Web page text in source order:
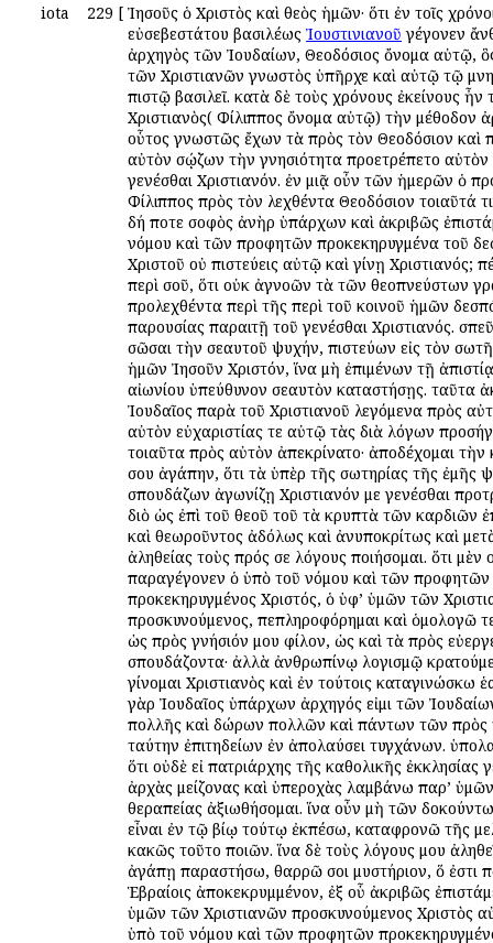
iota
229 [ Ἰησοῦς ὁ Χριστὸς καὶ θεὸς ἡμῶν· ὅτι ἐν τοῖς
εὐσεβεστάτου βασιλέως Ἰουστινιανοῦ γέγονεν ἄνθρωπός τις, ἀρχηγὸς τῶν Ἰουδαίων, Θεοδόσιος ὄνομα αὐτῷ, ὃς πλείστοις τῶν Χριστιανῶν γνωστὸς ὑπῆρχε καὶ αὐτῷ τῷ μνημονευθέντι πιστῷ βασιλεῖ. κατὰ δὲ τοὺς χρόνους ἐκείνους ἦν τις ἄνθρωπος Χριστιανὸς( Φίλιππος ὄνομα αὐτῷ) τὴν μέθοδον ἀργυροπράτης. οὗτος γνωστῶς ἔχων τὰ πρὸς τὸν Θεοδόσιον καὶ πολλὴν πρὸς αὐτὸν σῴζων τὴν γνησιότητα προετρέπετο αὐτὸν καὶ ἐνουθέτει γενέσθαι Χριστιανόν. ἐν μιᾷ οὖν τῶν ἡμερῶν ὁ προλεχθεὶς Φίλιππος πρὸς τὸν λεχθέντα Θεοδόσιον τοιαῦτά τινα ἔλεγε· τί δή ποτε σοφὸς ἀνὴρ ὑπάρχων καὶ ἀκριβῶς ἐπιστάμενος τὰ τοῦ νόμου καὶ τῶν προφητῶν προκεκηρυγμένα τοῦ δεσπότου Χριστοῦ οὐ πιστεύεις αὐτῷ καὶ γίνῃ Χριστιανός; πέπεισμαι γὰρ περὶ σοῦ, ὅτι οὐκ ἀγνοῶν τὰ τῶν θεοπνεύστων γραφῶν προλεχθέντα περὶ τῆς περὶ τοῦ κοινοῦ ἡμῶν δεσπότου Χριστοῦ παρουσίας παραιτῇ τοῦ γενέσθαι Χριστιανός. σπεῦσον οὖν σῶσαι τὴν σεαυτοῦ ψυχήν, πιστεύων εἰς τὸν σωτῆρα καὶ κύριον ἡμῶν Ἰησοῦν Χριστόν, ἵνα μὴ ἐπιμένων τῇ ἀπιστίᾳ κρίσεως αἰωνίου ὑπεύθυνον σεαυτὸν καταστήσῃς. ταῦτα ἀκούσας ὁ Ἰουδαῖος παρὰ τοῦ Χριστιανοῦ λεγόμενα πρὸς αὐτὸν ἀπεδέξατο αὐτὸν εὐχαριστίας τε αὐτῷ τὰς διὰ λόγων προσήγαγε καὶ τοιαῦτα πρὸς αὐτὸν ἀπεκρίνατο· ἀποδέχομαι τὴν κατὰ θεόν σου ἀγάπην, ὅτι τὰ ὑπὲρ τῆς σωτηρίας τῆς ἐμῆς ψυχῆς σπουδάζων ἀγωνίζῃ Χριστιανόν με γενέσθαι προτρεπόμενος. διὸ ὡς ἐπὶ τοῦ θεοῦ τοῦ τὰ κρυπτὰ τῶν καρδιῶν ἐπισταμένου καὶ θεωροῦντος ἀδόλως καὶ ἀνυποκρίτως καὶ μετὰ πάσης ἀληθείας τοὺς πρός σε λόγους ποιήσομαι. ὅτι μὲν οὖν παραγέγονεν ὁ ὑπὸ τοῦ νόμου καὶ τῶν προφητῶν προκεκηρυγμένος Χριστός, ὁ ὑφ’ ὑμῶν τῶν Χριστιανῶν προσκυνούμενος, πεπληροφόρημαι καὶ ὁμολογῶ τεθαρρηκώς, ὡς πρὸς γνήσιόν μου φίλον, ὡς καὶ τὰ πρὸς εὐεργεσίαν μοι ἀεὶ σπουδάζοντα· ἀλλὰ ἀνθρωπίνῳ λογισμῷ κρατούμενος οὐ γίνομαι Χριστιανὸς καὶ ἐν τούτοις καταγινώσκω ἑαυτοῦ. νῦν γὰρ Ἰουδαῖος ὑπάρχων ἀρχηγός εἰμι τῶν Ἰουδαίων καὶ τιμῆς πολλῆς καὶ δώρων πολλῶν καὶ πάντων τῶν πρὸς τὴν ζωὴν ταύτην ἐπιτηδείων ἐν ἀπολαύσει τυγχάνων. ὑπολαμβάνω δέ, ὅτι οὐδὲ εἰ πατριάρχης τῆς καθολικῆς ἐκκλησίας γένωμαι ἢ ἀρχὰς μείζονας καὶ ὑπεροχὰς λαμβάνω παρ’ ὑμῶν, τοσαύτης θεραπείας ἀξιωθήσομαι. ἵνα οὖν μὴ τῶν δοκούντων τερπνῶν εἶναι ἐν τῷ βίῳ τούτῳ ἐκπέσω, καταφρονῶ τῆς μελλούσης ζωῆς κακῶς τοῦτο ποιῶν. ἵνα δὲ τοὺς λόγους μου ἀληθεῖς τῇ σῇ ἀγάπῃ παραστήσω, θαρρῶ σοι μυστήριον, ὅ ἐστι παρ’ ἡμῖν τοῖς Ἑβραίοις ἀποκεκρυμμένον, ἐξ οὗ ἀκριβῶς ἐπιστάμεθα, ὅτι ὁ ὑφ’ ὑμῶν τῶν Χριστιανῶν προσκυνούμενος Χριστὸς αὐτός ἐστιν ὁ ὑπὸ τοῦ νόμου καὶ τῶν προφητῶν προκεκηρυγμένος· οὐ μόνον ἐξ αὐτῶν τῶν προγεγραμμένων, ἀλλὰ καὶ ἐκ τοῦ παρ’ ἡμῖν ἐναπογράφου καὶ ἀποκεκρυμμένου μυστηρίου. ἔστι δὲ ὁ λόγος τοῦ μυστηρίου τοιοῦτος. κατὰ τοὺς ἀρχαίους χρόνους, ἡνίκα ὁ ἐν Ἱεροσολύμοις νεὼς ἐκτίζετο, συνήθεια ἦν παρὰ τοῖς Ἰουδαίοις, ἰσαρίθμους τῶν παρ’ ἡμῖν γραμμάτων εἰκοσιδύο τυγχανόντων ἱερεῖς ἐν τῷ ναῷ καθίστασθαι· ὅθεν καὶ τὰ θεόπνευστα βιβλία εἰκοσιδύο ἀπαριθμούμεθα. κῶδιξ οὖν ἀπέκειτο ἐν τῷ ναῷ, ἐν ᾧ ἐπεγράφετο ἑκάστου ἱερέως τῶν κβʹ ἡ προσηγορία καὶ τὸ ὄνομα τοῦ πατρὸς καὶ τῆς μητρός. ἑνὸς οὖν τελευτήσαντος τῶν ἱερέων οἱ λοιποὶ συνήρχοντο ἐν τῷ ναῷ καὶ ἐκ κοινοῦ ψηφίσματος καθίστων ἀντὶ τοῦ τελευτήσαντος ἕτερον ἱερέα, πληροῦντες τὸν ἀριθμὸν τῶν κβʹ ἱερέων. καὶ ἐπεγράφετο ἐν τῷ κώδικι, ὅτι τῇδε τῇ ἡμέρᾳ ἐτελεύτησεν ὁ δεῖνα ἱερεύς, ὁ υἱὸς τοῦδε καὶ τῆσδε, καὶ ἀντ’ αὐτοῦ προεχειρίσθη ὁ δεῖνα. τούτου οὖν τοῦ ἔθους κρατοῦντος ἐν τῷ ἔθνει τῶν Ἰουδαίων, συνέβη κατὰ τοὺς χρόνους ἐκείνους, καθ’ οὓς ὁ Ἰησοῦς ἐν τῇ Ἰουδαίᾳ διέτριβε, τελευτῆσαι ἕνα ἐκ τῶν κβʹ ἱερέων, πρὶν ἄρξηται ἐμφανίζειν ἑαυτὸν ὁ Ἰησοῦς καὶ διδάσκειν πιστεύειν τοὺς ἀνθρώπους εἰς αὐτόν. συνῆλθον οὖν οἱ λοιποὶ ἱερεῖς ἐπὶ τῷ ποιῆσαι ἀντὶ τοῦ τελευτήσαντος ἱερέως ἕτερον ἱερέα· καὶ ἑκάστου προβαλλομένου τὸν νομιζόμενον αὐτῷ ἄξιον τοῦ γενέσθαι οἱ λοιποὶ τοῦτον ὡς ἐλλιπῶς ἔχοντα πρὸς ἀρετήν, ἐξ ἧς ὀφείλει καταστῆναι ἱερεύς, ἀπεδοκίμαζον. εἰ γὰρ σοφὸς ἦν, ἤθει τε καὶ βίῳ χρηστός, ἐν ἀγνοίᾳ δὲ τοῦ νόμου καὶ τῶν προφητῶν ἐτύγχανεν, ἀπρόσφορος ἱερατείας ἐκρίνετο. οὕτως οὖν πολλῶν ἱερέων ψηφισθέντων καὶ πάντων ἀποδοκιμασθέντων, εἷς τις ἱερεὺς ἐγερθεὶς ἔστη εἰς τὸ μέσον καὶ λέγει τοῖς λοιποῖς· ἰδού, πολλοὶ ὑφ’ ἡμῶν ὀνομασθέντες ἀνεπιτήδειοι εὑρέθησαν πρὸς ἱερωσύνην· δέξασθε οὖν κἀμὲ λέγοντα περὶ ἑνὸς ἀνθρώπου ὀφείλοντος προχειρισθῆναι ἀντὶ τοῦ τελευτήσαντος ἱερέως. ὑπολαμβάνω γάρ, ὅτι οὐδεὶς ἐξ ὑμῶν ἀπαρεσθήσεται τῷ παρ’ ἐμοῦ γενομένῳ ψηφίσματι. ἐπιτρεψάντων δὲ τῶν λοιπῶν ἱερέων εἶπεν, ὅτι βούλομαι ἐγὼ γενέσθαι ἀντὶ τοῦ τελευτήσαντος ἱερέως Ἰησοῦν, τὸν υἱὸν Ἰωσὴφ τοῦ τέκτονος· ὅστις νέος μὲν τῇ ἡλικίᾳ ἐστί, λόγῳ δὲ καὶ βίῳ καὶ ἤθεσι χρηστοῖς κεκόσμηται, καὶ ὑπολαμβάνω μηδένα ποτὲ τῶν ἀνθρώπων ὀφθῆναι ἐν λόγῳ ἢ ἐν βίῳ ἢ ἐν ἤθεσι τοιοῦτον, ὡς ἐστὶν οὗτος· καὶ οἶμαι καὶ ὑμῖν πᾶσι τοῖς οἰκοῦσιν ἐν Ἱερουσαλὴμ τοῦτο γνωστὸν καὶ ἀναντίρρητον ὑπάρχειν. ἀκούσαντες δὲ τὸν λόγον τοῦτον οἱ λοιποὶ ἱερεῖς ἀπεδέξαντο τὸν ἄνδρα καὶ ἐβεβαιώσαντο ψήφισμα, ἐπιτήδειον εἶναι ὑπὲρ πάντα ἄνθρωπον εἰς